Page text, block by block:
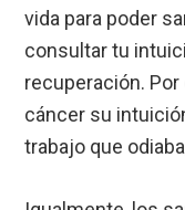
vida para poder
consultar tu
recuperación.
cáncer su
trabajo que